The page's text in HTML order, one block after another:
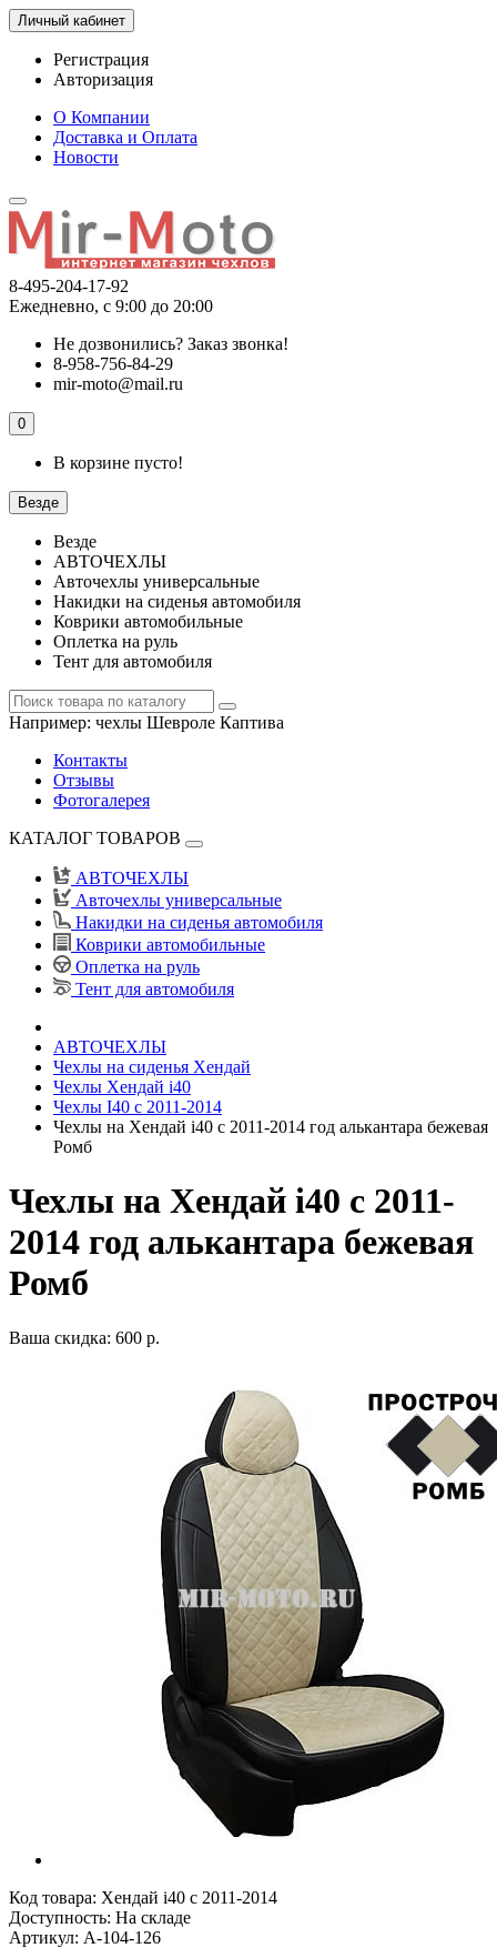
Личный кабинет
Регистрация
Авторизация
О Компании
Доставка и Оплата
Новости
8-495-204-17-92
Ежедневно, с 9:00 до 20:00
Не дозвонились? Заказ звонка!
8-958-756-84-29
mir-moto@mail.ru
0
В корзине пусто!
Везде
Везде
АВТОЧЕХЛЫ
Авточехлы универсальные
Накидки на сиденья автомобиля
Коврики автомобильные
Оплетка на руль
Тент для автомобиля
Например: чехлы Шевроле Каптива
Контакты
Отзывы
Фотогалерея
КАТАЛОГ ТОВАРОВ
АВТОЧЕХЛЫ
Авточехлы универсальные
Накидки на сиденья автомобиля
Коврики автомобильные
Оплетка на руль
Тент для автомобиля
АВТОЧЕХЛЫ
Чехлы на сиденья Хендай
Чехлы Хендай i40
Чехлы I40 c 2011-2014
Чехлы на Хендай i40 с 2011-2014 год алькантара бежевая
Ромб
Чехлы на Хендай i40 с 2011-
2014 год алькантара бежевая
Ромб
Ваша скидка: 600 р.
Код товара: Хендай i40 с 2011-2014
Доступность: На складе
Артикул: A-104-126